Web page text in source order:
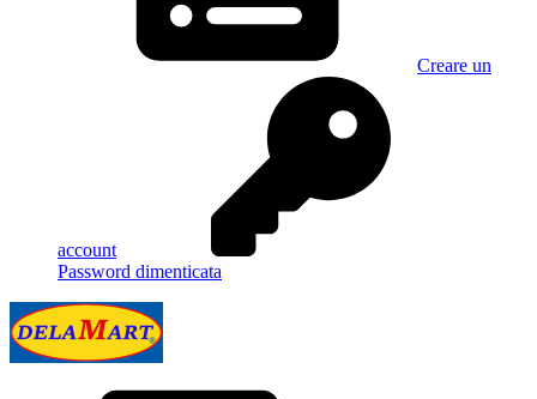
Creare un
account
Password dimenticata